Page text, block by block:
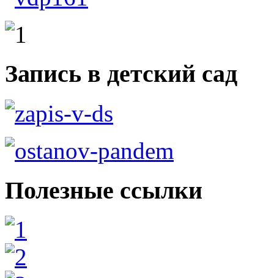
Запись в детский сад
Полезные ссылки